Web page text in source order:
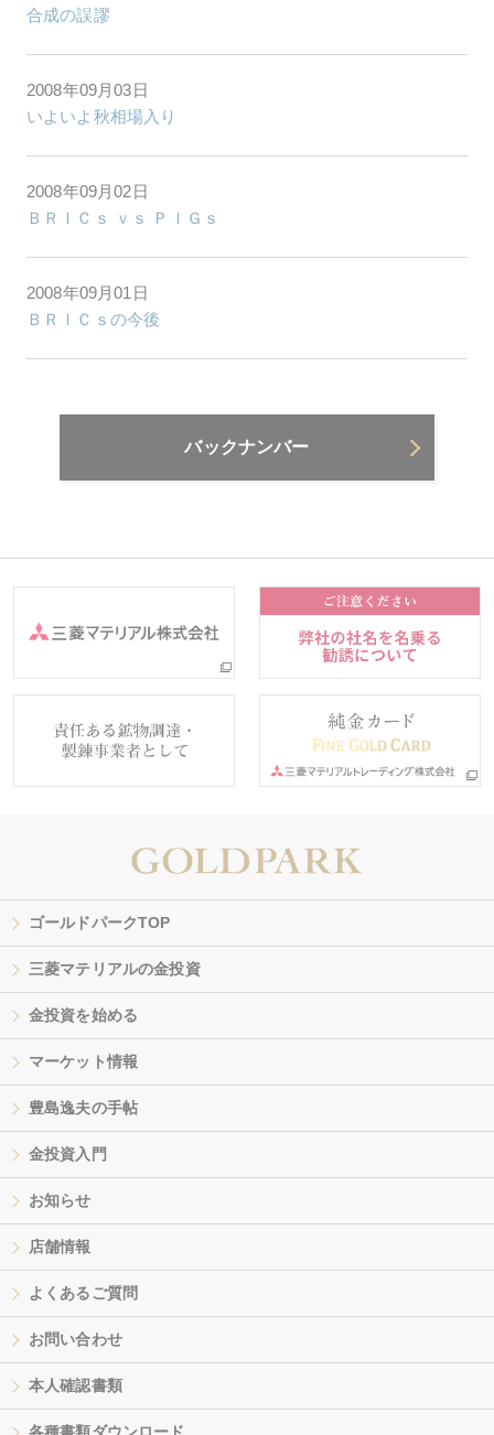
合成の誤謬
2008年09月03日
いよいよ秋相場入り
2008年09月02日
ＢＲＩＣｓ ｖｓ ＰＩＧｓ
2008年09月01日
ＢＲＩＣｓの今後
バックナンバー
ゴールドパークTOP
三菱マテリアルの金投資
金投資を始める
マーケット情報
豊島逸夫の手帖
金投資入門
お知らせ
店舗情報
よくあるご質問
お問い合わせ
本人確認書類